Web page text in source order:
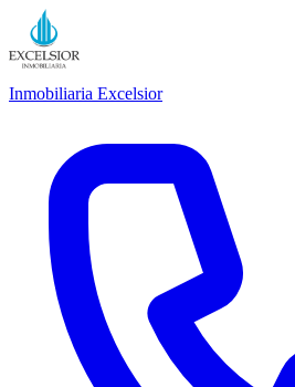
Inmobiliaria Excelsior